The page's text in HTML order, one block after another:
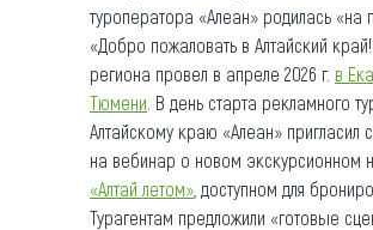
туроператора «Алеан» родилась «на
«Добро пожаловать в Алтайский
региона провел в апреле 2026 г. в
Тюмени . В день старта рекламного
Алтайскому краю «Алеан» пригласил
на вебинар о новом экскурсионном
«Алтай летом» , доступном для
Турагентам предложили «готовые